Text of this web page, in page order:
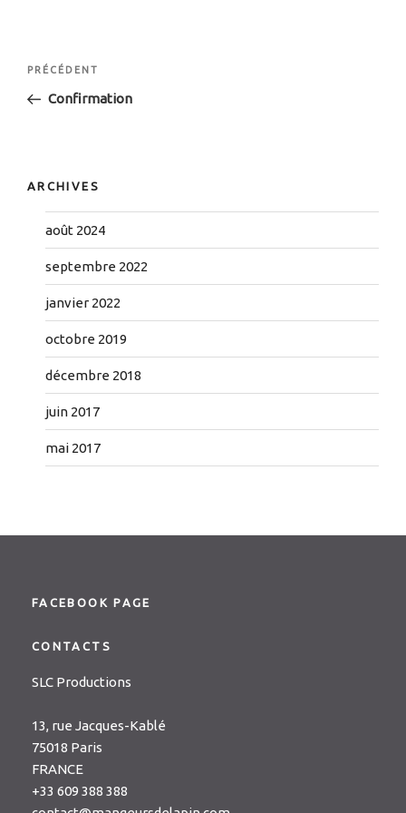
Navigation
l’article
Article
précédent
PRÉCÉDENT
Confirmation
ARCHIVES
août 2024
septembre 2022
janvier 2022
octobre 2019
décembre 2018
juin 2017
mai 2017
FACEBOOK PAGE
CONTACTS
SLC Productions
13, rue Jacques-Kablé
75018 Paris
FRANCE
+33 609 388 388